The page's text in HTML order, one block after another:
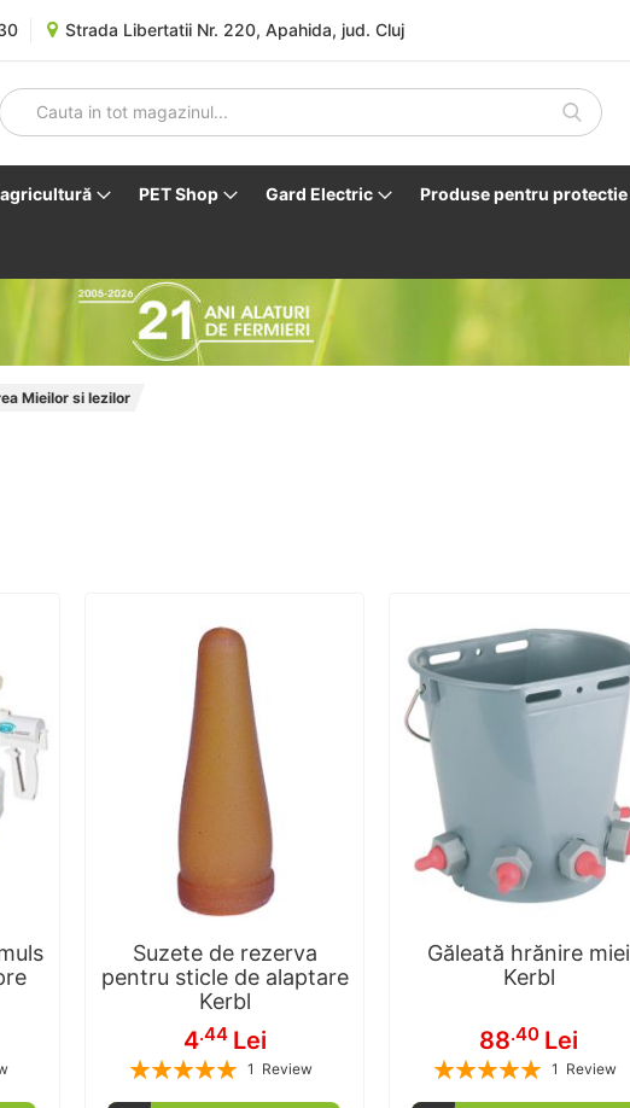
Strada Libertatii Nr. 220, Apahida, jud. Cluj
PET Shop Gard Electric Produse pentru protectie
Mieilor si Iezilor
Suzete de rezerva
pentru sticle de alaptare
Kerbl
4.44 Lei
Rating:
1 Review
Găleată hrănire miei
Kerbl
88.40 Lei
Rating:
1 Review